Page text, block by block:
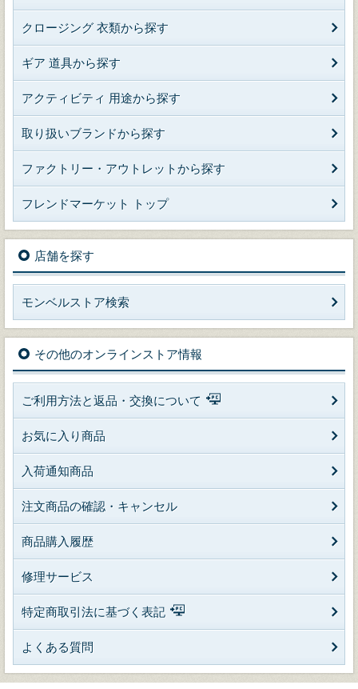
クロージング 衣類から探す
ギア 道具から探す
アクティビティ 用途から探す
取り扱いブランドから探す
ファクトリー・アウトレットから探す
フレンドマーケット トップ
店舗を探す
モンベルストア検索
その他のオンラインストア情報
ご利用方法と返品・交換について
お気に入り商品
入荷通知商品
注文商品の確認・キャンセル
商品購入履歴
修理サービス
特定商取引法に基づく表記
よくある質問